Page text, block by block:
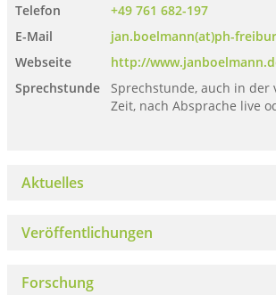
Telefon
+49 761 682-197
E-Mail
jan.boelmann(at)ph-
Webseite
http://
Sprechstunde
Sprechstunde, auch in der
Zeit, nach Absprache live
Aktuelles
Veröffentlichungen
Forschung